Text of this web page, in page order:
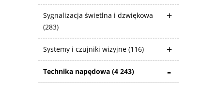
Sygnalizacja świetlna i dzwiękowa
(283)
Systemy i czujniki wizyjne (116)
Technika napędowa (4 243)